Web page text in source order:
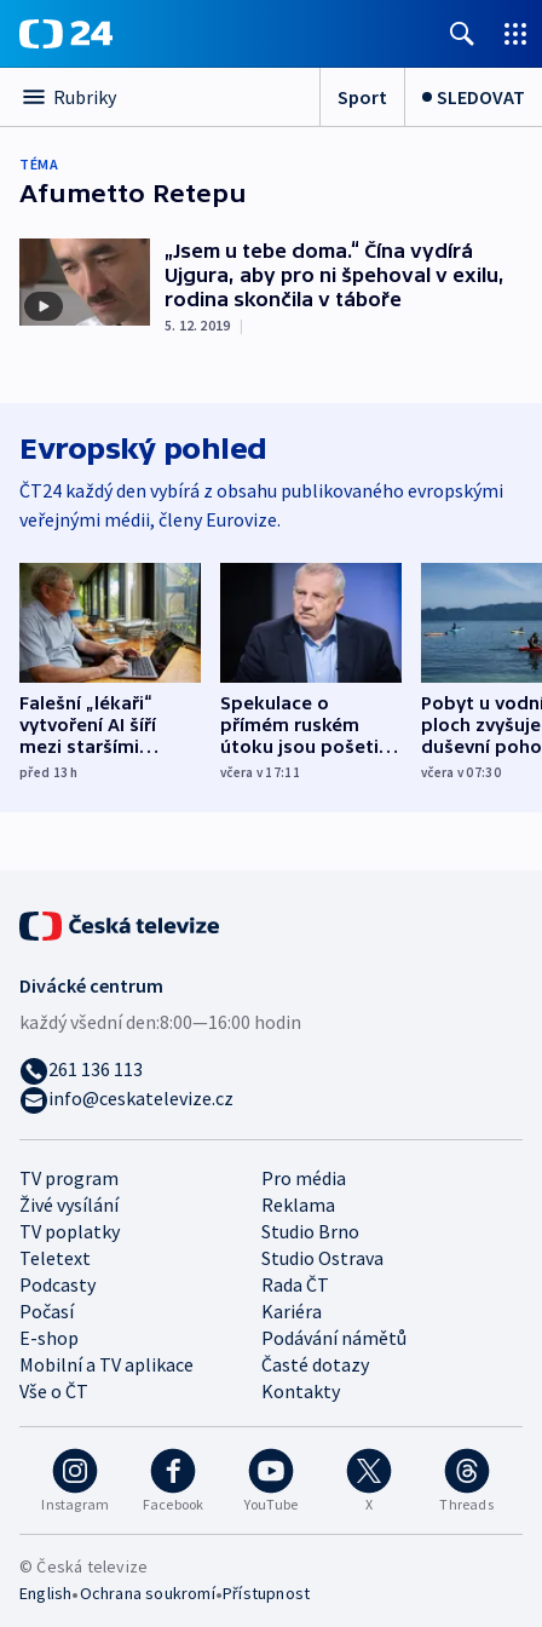
Rubriky Sport SLEDOVAT
TÉMA
Afumetto Retepu
„Jsem u tebe doma.“ Čína vydírá
Ujgura, aby pro ni špehoval v exilu,
rodina skončila v táboře
5. 12. 2019 |
Evropský pohled
ČT24 každý den vybírá z obsahu publikovaného evropskými
veřejnými médii, členy Eurovize.
Falešní „lékaři“
vytvoření AI šíří
mezi staršími
Poláky nebezpečné
před 13h
Spekulace o
přímém ruském
útoku jsou pošetilé,
míní estonský
včera v 17:11
Pobyt u
ploch zvyšuje
duševní
ukázala
včera v 07:30
Instagram Facebook YouTube X Threads
TV program
Pro média
Živé vysílání
Reklama
TV poplatky
Studio Brno
Teletext
Studio Ostrava
Podcasty
Rada ČT
Počasí
Kariéra
E-shop
Podávání námětů
Mobilní a TV aplikace
Časté dotazy
Vše o ČT
Kontakty
Divácké centrum
každý všední den:8:00—16:00 hodin
261 136 113
info@ceskatelevize.cz
© Česká televize
English•Ochrana soukromí•Přístupnost